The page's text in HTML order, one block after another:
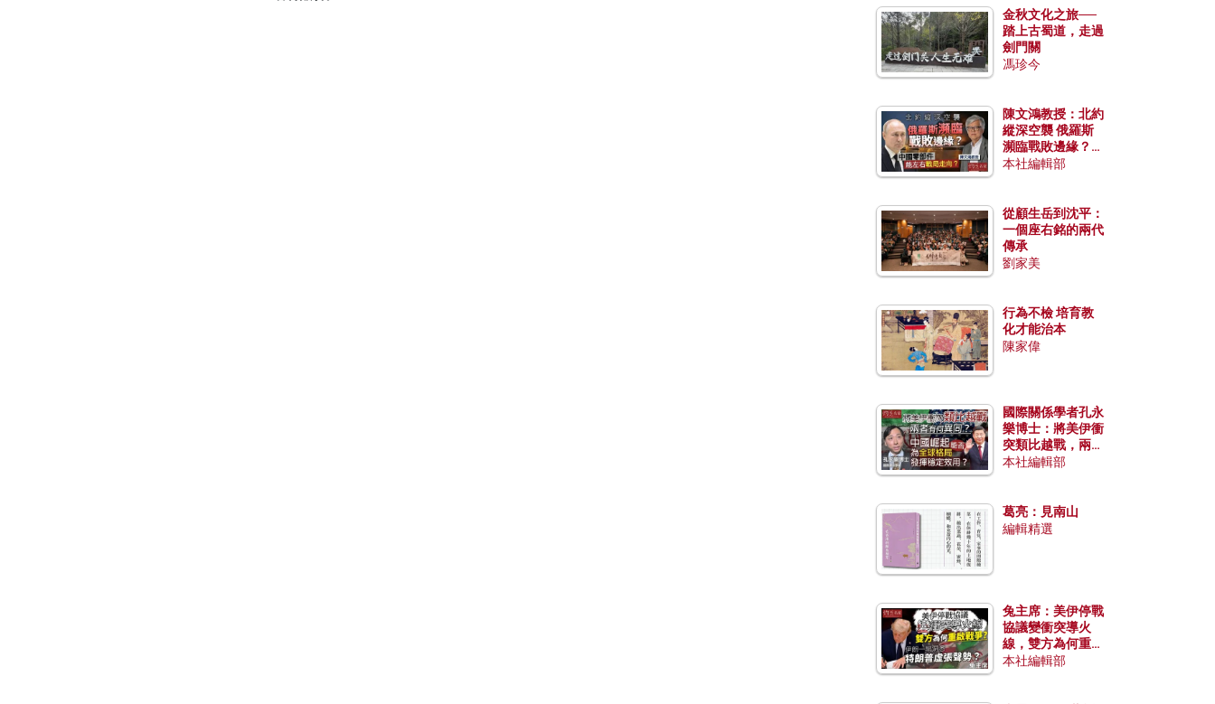
金秋文化之旅──
踏上古蜀道，走過
劍門關
馮珍今
陳文鴻教授：北約
縱深空襲 俄羅斯
瀕臨戰敗邊緣？中
國零部件能左右戰
本社編輯部
從顧生岳到沈平：
一個座右銘的兩代
傳承
劉家美
行為不檢 培育教
化才能治本
陳家偉
國際關係學者孔永
樂博士：將美伊衝
突類比越戰，兩者
有何異同？中國崛
本社編輯部
葛亮：見南山
編輯精選
兔主席：美伊停戰
協議變衝突導火
線，雙方為何重啟
戰爭？伊朗一早洞
本社編輯部